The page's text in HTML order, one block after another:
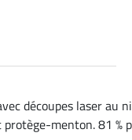
découpes laser au
menton. 81 %